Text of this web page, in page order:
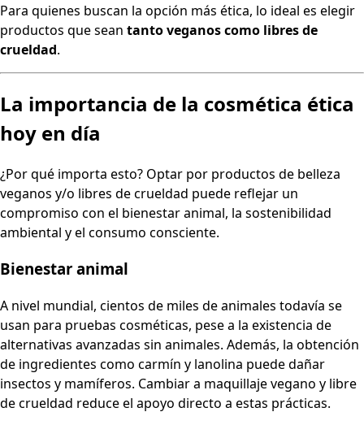
Para quienes buscan la opción más ética, lo ideal es elegir
productos que sean tanto veganos como libres de
crueldad.
La importancia de la cosmética ética
hoy en día
¿Por qué importa esto? Optar por productos de belleza
veganos y/o libres de crueldad puede reflejar un
compromiso con el bienestar animal, la sostenibilidad
ambiental y el consumo consciente.
Bienestar animal
A nivel mundial, cientos de miles de animales todavía se
usan para pruebas cosméticas, pese a la existencia de
alternativas avanzadas sin animales. Además, la obtención
de ingredientes como carmín y lanolina puede dañar
insectos y mamíferos. Cambiar a maquillaje vegano y libre
de crueldad reduce el apoyo directo a estas prácticas.